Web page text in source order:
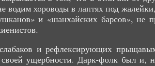
хороводы в лаптях под
и «шанхайских барсов», не
и рефлексирующих
ущербности. Дарк-фолк был и,